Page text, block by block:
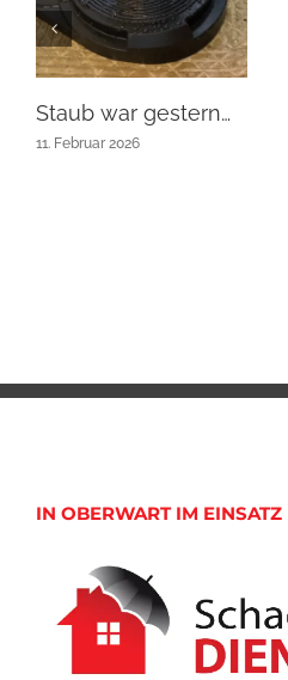
Staub war gestern…
11. Februar 2026
IN OBERWART IM EINSATZ